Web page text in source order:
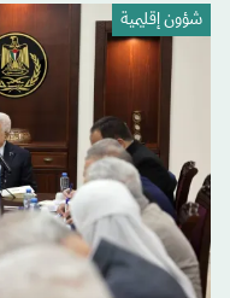
شؤون إقليمية